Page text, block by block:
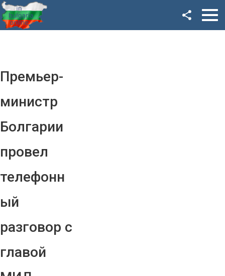
Премьер-
министр
Болгарии
провел
телефонн
ый
разговор с
главой